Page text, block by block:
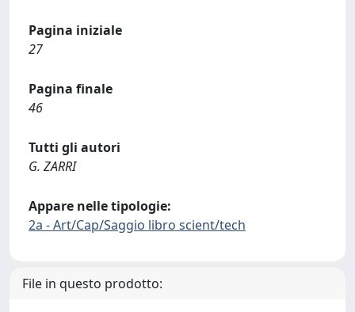
Pagina iniziale
27
Pagina finale
46
Tutti gli autori
G. ZARRI
Appare nelle tipologie:
2a - Art/Cap/Saggio libro scient/tech
File in questo prodotto: